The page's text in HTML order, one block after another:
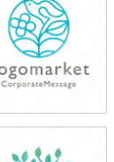
49,800円
(税込54,780円)